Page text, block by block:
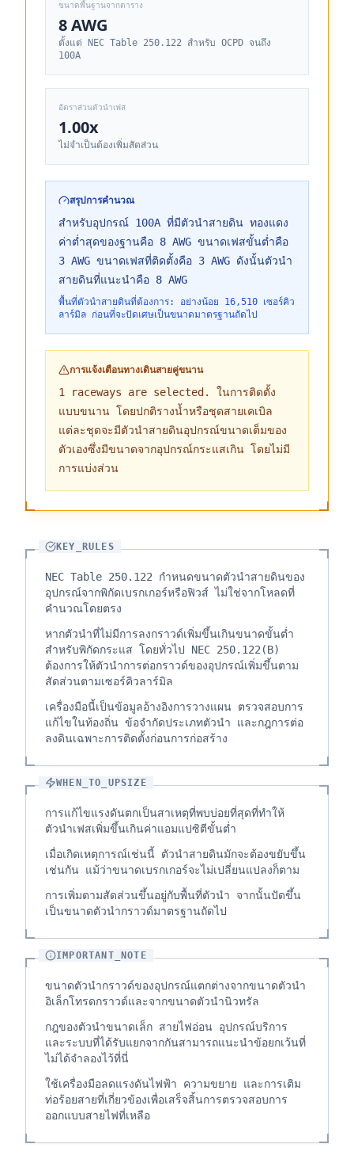
ขนาดพื้นฐานจากตาราง
8 AWG
ตั้งแต่ NEC Table 250.122 สำหรับ OCPD จนถึง
100A
อัตราส่วนตัวนำเฟส
1.00x
ไม่จำเป็นต้องเพิ่มสัดส่วน
สรุปการคำนวณ
สำหรับอุปกรณ์ 100A ที่มีตัวนำสายดิน ทองแดง
ค่าต่ำสุดของฐานคือ 8 AWG ขนาดเฟสขั้นต่ำคือ
3 AWG ขนาดเฟสที่ติดตั้งคือ 3 AWG ดังนั้นตัวนำ
สายดินที่แนะนำคือ 8 AWG
พื้นที่ตัวนำสายดินที่ต้องการ: อย่างน้อย 16,510 เซอร์คิว
ลาร์มิล ก่อนที่จะปัดเศษเป็นขนาดมาตรฐานถัดไป
การแจ้งเตือนทางเดินสายคู่ขนาน
1 raceways are selected. ในการติดตั้ง
แบบขนาน โดยปกติรางน้ำหรือชุดสายเคเบิล
แต่ละชุดจะมีตัวนำสายดินอุปกรณ์ขนาดเต็มของ
ตัวเองซึ่งมีขนาดจากอุปกรณ์กระแสเกิน โดยไม่มี
การแบ่งส่วน
KEY_RULES
NEC Table 250.122 กำหนดขนาดตัวนำสายดินของ
อุปกรณ์จากพิกัดเบรกเกอร์หรือฟิวส์ ไม่ใช่จากโหลดที่
คำนวณโดยตรง
หากตัวนำที่ไม่มีการลงกราวด์เพิ่มขึ้นเกินขนาดขั้นต่ำ
สำหรับพิกัดกระแส โดยทั่วไป NEC 250.122(B)
ต้องการให้ตัวนำการต่อกราวด์ของอุปกรณ์เพิ่มขึ้นตาม
สัดส่วนตามเซอร์คิวลาร์มิล
เครื่องมือนี้เป็นข้อมูลอ้างอิงการวางแผน ตรวจสอบการ
แก้ไขในท้องถิ่น ข้อจำกัดประเภทตัวนำ และกฎการต่อ
ลงดินเฉพาะการติดตั้งก่อนการก่อสร้าง
WHEN_TO_UPSIZE
การแก้ไขแรงดันตกเป็นสาเหตุที่พบบ่อยที่สุดที่ทำให้
ตัวนำเฟสเพิ่มขึ้นเกินค่าแอมแปซิตีขั้นต่ำ
เมื่อเกิดเหตุการณ์เช่นนี้ ตัวนำสายดินมักจะต้องขยับขึ้น
เช่นกัน แม้ว่าขนาดเบรกเกอร์จะไม่เปลี่ยนแปลงก็ตาม
การเพิ่มตามสัดส่วนขึ้นอยู่กับพื้นที่ตัวนำ จากนั้นปัดขึ้น
เป็นขนาดตัวนำกราวด์มาตรฐานถัดไป
IMPORTANT_NOTE
ขนาดตัวนำกราวด์ของอุปกรณ์แตกต่างจากขนาดตัวนำ
อิเล็กโทรดกราวด์และจากขนาดตัวนำนิวทรัล
กฎของตัวนำขนาดเล็ก สายไฟอ่อน อุปกรณ์บริการ
และระบบที่ได้รับแยกจากกันสามารถแนะนำข้อยกเว้นที่
ไม่ได้จำลองไว้ที่นี่
ใช้เครื่องมือลดแรงดันไฟฟ้า ความขยาย และการเติม
ท่อร้อยสายที่เกี่ยวข้องเพื่อเสร็จสิ้นการตรวจสอบการ
ออกแบบสายไฟที่เหลือ